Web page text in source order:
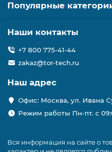
Популярные
Наши контакты
+7 800 775-41-44
zakaz@tor-tech.ru
Наш адрес
Офис: Москва, ул. Ивана
Режим работы Пн-пт. с
Вся информация на сайте о